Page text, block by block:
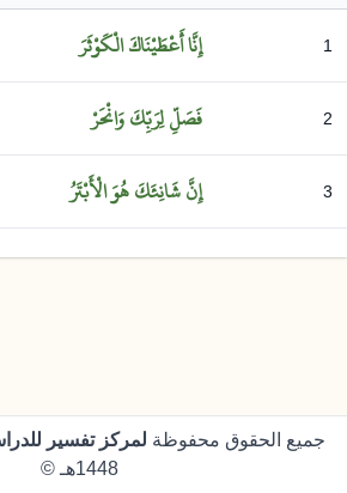
1 إِنَّاأَعْطَيْنَاكَالْكَوْثَرَ
2 فَصَلِّلِرَبِّكَوَانْحَرْ
3 إِنَّشَانِئَكَهُوَالْأَبْتَرُ
جميع الحقوق محفوظة لمركز تفسير
1448هـ ©